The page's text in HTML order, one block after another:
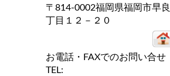
〒814-0002福岡県福岡市早良
丁目１２－２０
お電話・FAXでのお問い合せ
TEL: